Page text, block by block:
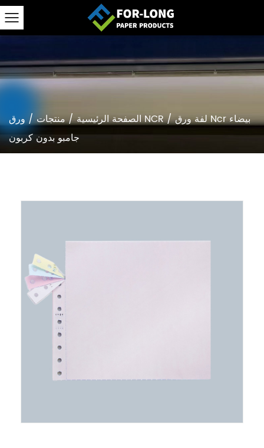
الصفحة الرئيسية/منتجات/ ورق NCR/لفة ورق Ncr بيضاء
جامبو بدون كربون